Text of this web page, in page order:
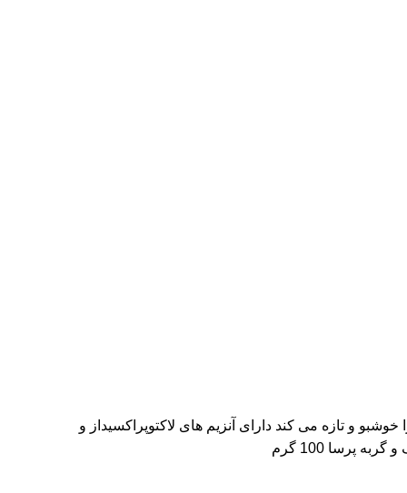
و تازه می کند دارای آنزیم های لاکتوپراکسیداز و
پرسا 100 گرم